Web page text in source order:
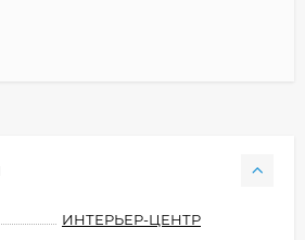
ИНТЕРЬЕР-ЦЕНТР